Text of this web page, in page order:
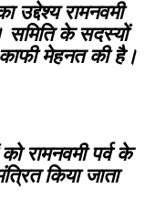
उद्देश्य रामनवमी
समिति के सदस्यों
मेहनत की है।
रामनवमी पर्व के
किया जाता